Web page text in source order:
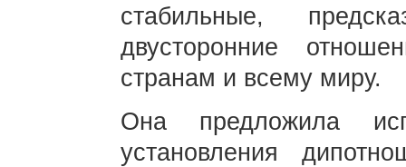
стабильные,
двусторонние
странам и всему миру.
Она предложила
установления